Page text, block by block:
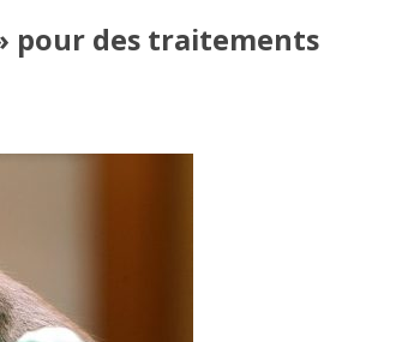
pour des traitements